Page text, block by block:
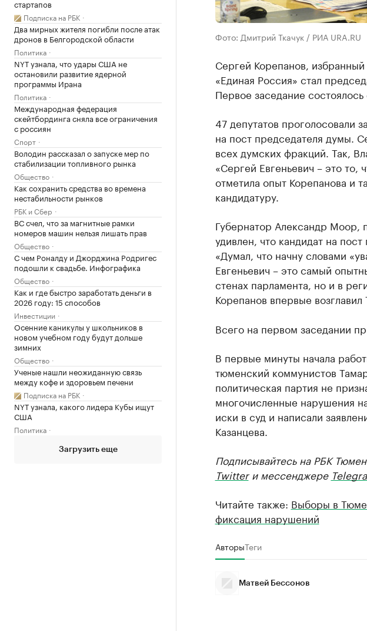
стартапов
Подписка на РБК
Два мирных жителя погибли после атак
дронов в Белгородской области
Политика
NYT узнала, что удары США не
остановили развитие ядерной
программы Ирана
Политика
Международная федерация
скейтбординга сняла все ограничения
с россиян
Спорт
Володин рассказал о запуске мер по
стабилизации топливного рынка
Общество
Как сохранить средства во времена
нестабильности рынков
РБК и Сбер
ВС счел, что за магнитные рамки
номеров машин нельзя лишать прав
Общество
С чем Роналду и Джорджина Родригес
подошли к свадьбе. Инфографика
Общество
Как и где быстро заработать деньги в
2026 году: 15 способов
Инвестиции
Осенние каникулы у школьников в
новом учебном году будут дольше
зимних
Общество
Ученые нашли неожиданную связь
между кофе и здоровьем печени
Подписка на РБК
NYT узнала, какого лидера Кубы ищут
США
Политика
Загрузить еще
Фото: Дмитрий Ткачук / РИА URA.RU
Сергей Корепанов,
«Единая Россия» стал
Первое заседание состоялось
47 депутатов проголосовали
на пост председателя думы.
всех думских фракций. Так,
«Сергей Евгеньевич – это
отметила опыт Корепанова и
кандидатуру.
Губернатор Александр Моор,
удивлен, что кандидат на
«Думал, что начну словами
Евгеньевич – это самый
стенах парламента, но и в
Корепанов впервые
Всего на первом заседании
В первые минуты начала
тюменский коммунистов
политическая партия не
многочисленные нарушения
иски в суд и написали
Казанцева.
Подписывайтесь на РБК
Twitterи мессенджере
Читайте также: Выборы в
фиксация нарушений
АвторыТеги
Матвей Бессонов